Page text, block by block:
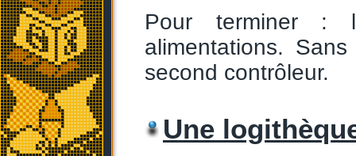
Pour terminer :
alimentations.
second contrôleur.
Une